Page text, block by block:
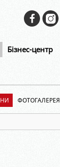
Бізнес-центр
ФОТОГАЛЕРЕЯ